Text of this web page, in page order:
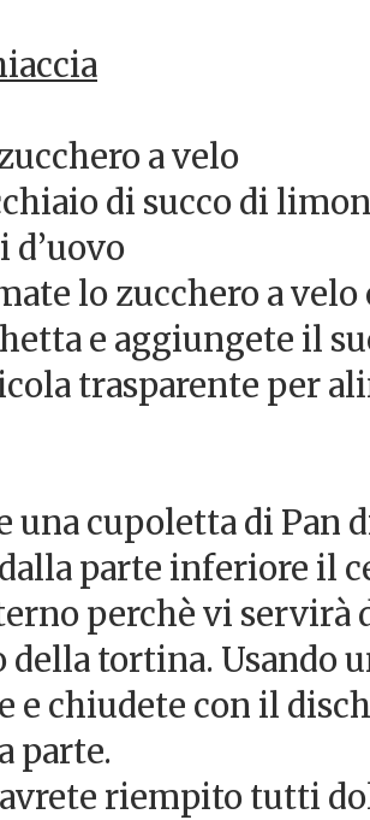
a velo
di succo di
d’uovo
lo zucchero a
e aggiungete il
trasparente per
una cupoletta di Pan
parte inferiore il
perchè vi servirà
tortina. Usando
e chiudete con il
parte.
avrete riempito tutti